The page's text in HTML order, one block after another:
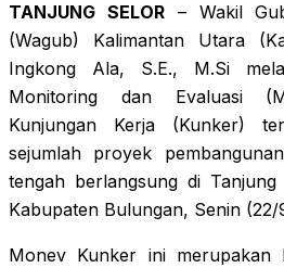
TANJUNG SELOR– Wakil
(Wagub) Kalimantan Utara
Ingkong Ala, S.E., M.Si
Monitoring dan Evaluasi
Kunjungan Kerja (Kunker)
sejumlah proyek
tengah berlangsung di Tanjung
Kabupaten Bulungan, Senin (22/
Monev Kunker ini merupakan